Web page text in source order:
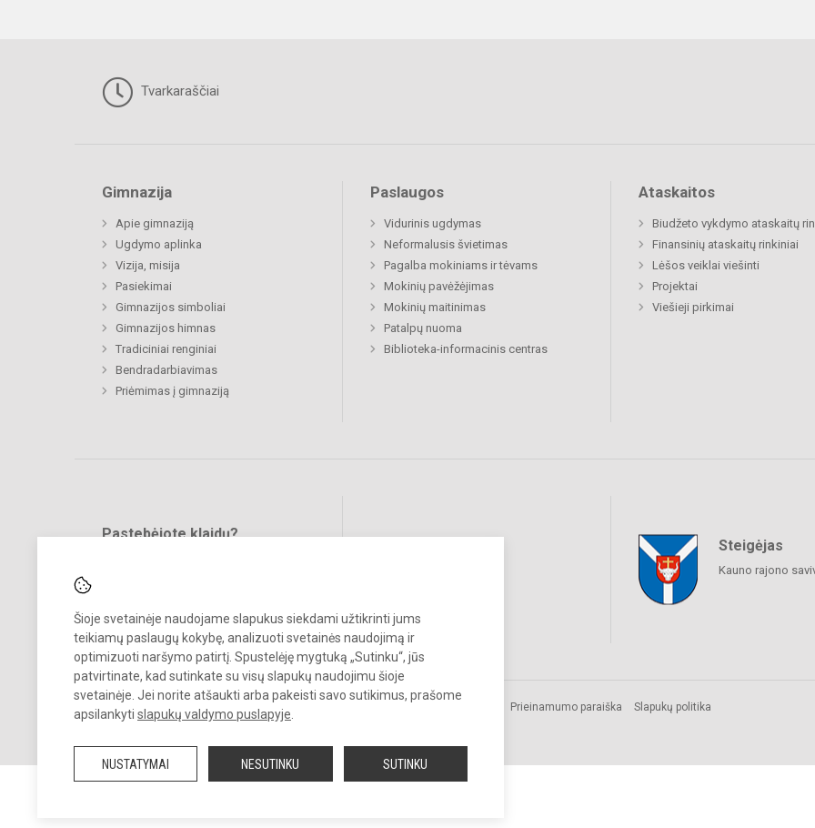
Šioje svetainėje naudojame slapukus siekdami užtikrinti jums
teikiamų paslaugų kokybę, analizuoti svetainės naudojimą ir
optimizuoti naršymo patirtį. Spustelėję mygtuką „Sutinku“, jūs
patvirtinate, kad sutinkate su visų slapukų naudojimu šioje
svetainėje. Jei norite atšaukti arba pakeisti savo sutikimus, prašome
apsilankyti slapukų valdymo puslapyje
NUSTATYMAI NESUTINKU SUTINKU
Tvarkaraščiai
Gimnazija
Apie gimnaziją
Ugdymo aplinka
Vizija, misija
Pasiekimai
Gimnazijos simboliai
Gimnazijos himnas
Tradiciniai renginiai
Bendradarbiavimas
Priėmimas į gimnaziją
Paslaugos
Vidurinis ugdymas
Neformalusis švietimas
Pagalba mokiniams ir tėvams
Mokinių pavėžėjimas
Mokinių maitinimas
Patalpų nuoma
Biblioteka-informacinis centras
Ataskaitos
Biudžeto vykdymo ataskaitų
Finansinių ataskaitų rinkiniai
Lėšos veiklai viešinti
Projektai
Viešieji pirkimai
Pastebėjote klaidų?
Steigėjas
Kauno rajono
© 2025. Kauno r. Babtų gimnazija. Visos teisės saugomos.
Kopijuoti turinį be raštiško gimnazijos sutikimo griežtai draudžiama.
Prieinamumo paraiška Slapukų politika